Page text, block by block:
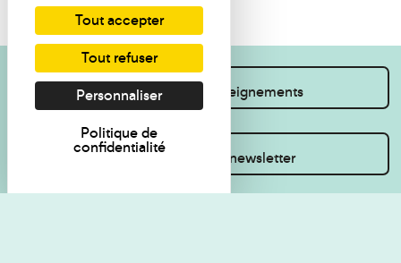
Je souhaite des renseignements
Inscrivez-vous à la newsletter
Tout accepter
Tout refuser
Personnaliser
Politique de
confidentialité